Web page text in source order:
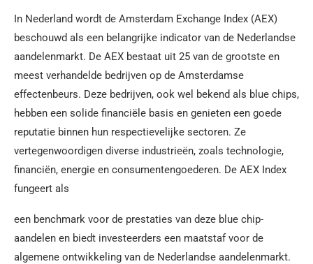
In Nederland wordt de Amsterdam Exchange Index (AEX)
beschouwd als een belangrijke indicator van de Nederlandse
aandelenmarkt. De AEX bestaat uit 25 van de grootste en
meest verhandelde bedrijven op de Amsterdamse
effectenbeurs. Deze bedrijven, ook wel bekend als blue chips,
hebben een solide financiële basis en genieten een goede
reputatie binnen hun respectievelijke sectoren. Ze
vertegenwoordigen diverse industrieën, zoals technologie,
financiën, energie en consumentengoederen. De AEX Index
fungeert als
een benchmark voor de prestaties van deze blue chip-
aandelen en biedt investeerders een maatstaf voor de
algemene ontwikkeling van de Nederlandse aandelenmarkt.